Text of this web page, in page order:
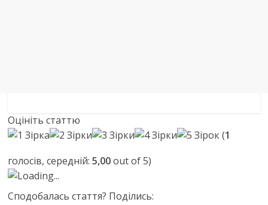
Оцініть статтю
(1
голосів, середній:5,00out of 5)
Loading...
Сподобалась стаття? Поділись: